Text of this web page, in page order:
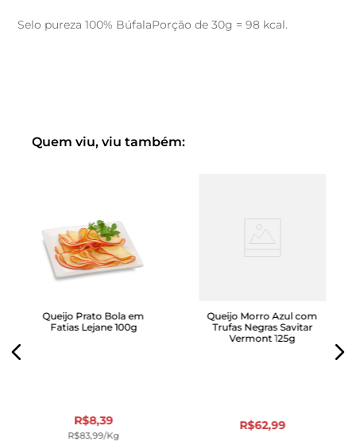
Selo pureza 100% BúfalaPorção de 30g = 98 kcal.
Quem viu, viu também:
Queijo Prato Bola em
Fatias Lejane 100g
R$8,39
R$83,99/kg
Queijo Morro Azul com
Trufas Negras Savitar
Vermont 125g
R$62,99